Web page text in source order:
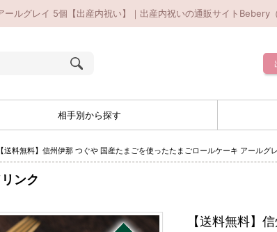
ルグレイ 5個【出産内祝い】｜出産内祝いの通販サイトBebery（
相手別から探す
【送料無料】信州伊那 つぐや 国産たまごを使ったたまごロールケーキ アールグ
ンク
【送料無料】